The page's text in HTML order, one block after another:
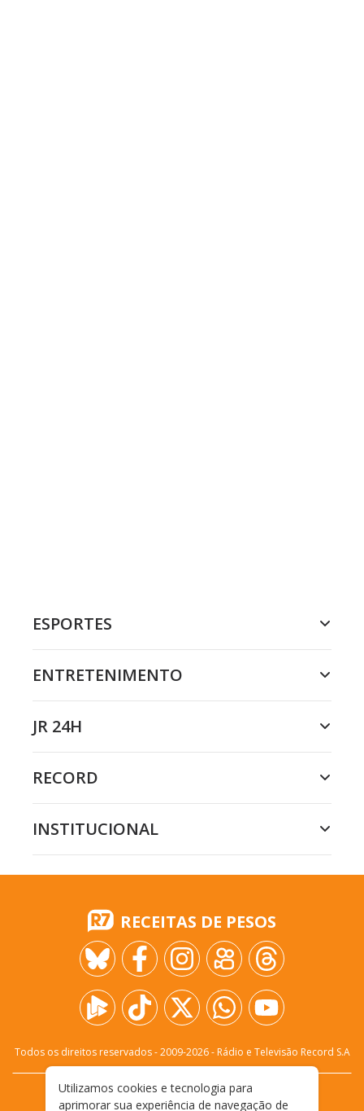
ESPORTES
ENTRETENIMENTO
JR 24H
RECORD
INSTITUCIONAL
RECEITAS DE PESOS
Todos os direitos reservados - 2009-2026- Rádio e Televisão Record S.A
FALE CONOSCO
PRIVACIDADE
Utilizamos cookies e tecnologia para
aprimorar sua experiência de navegação de